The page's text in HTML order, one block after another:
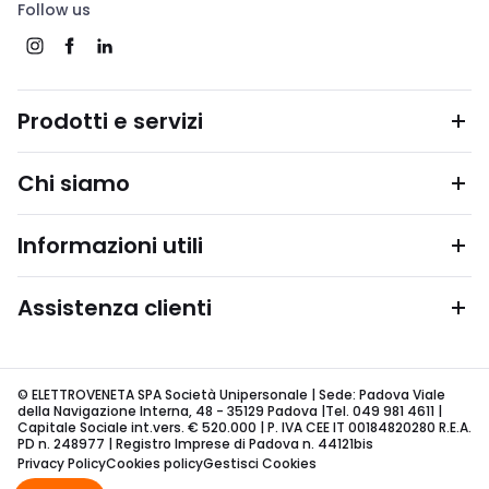
Follow us
Prodotti e servizi
Chi siamo
Informazioni utili
Assistenza clienti
© ELETTROVENETA SPA Società Unipersonale | Sede: Padova Viale
della Navigazione Interna, 48 - 35129 Padova |Tel. 049 981 4611 |
Capitale Sociale int.vers. € 520.000 | P. IVA CEE IT 00184820280 R.E.A.
PD n. 248977 | Registro Imprese di Padova n. 44121bis
Privacy PolicyCookies policyGestisci Cookies